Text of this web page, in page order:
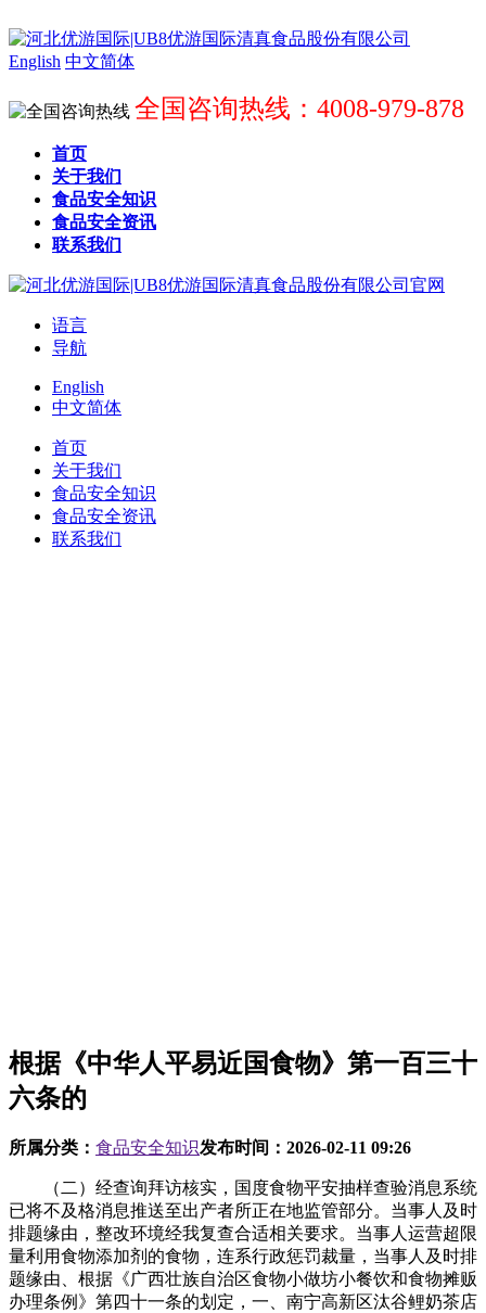
English 中文简体
全国咨询热线：4008-979-878
首页
关于我们
食品安全知识
食品安全资讯
联系我们
语言
导航
English
中文简体
首页
关于我们
食品安全知识
食品安全资讯
联系我们
根据《中华人平易近国食物》第一百三十
六条的
所属分类： 食品安全知识发布时间： 2026-02-11 09:26
（二）经查询拜访核实，国度食物平安抽样查验消息系统
已将不及格消息推送至出产者所正在地监管部分。当事人及时
排题缘由，整改环境经我复查合适相关要求。当事人运营超限
量利用食物添加剂的食物，连系行政惩罚裁量，当事人及时排
题缘由、根据《广西壮族自治区食物小做坊小餐饮和食物摊贩
办理条例》第四十一条的划定，一、南宁高新区汰谷鲤奶茶店